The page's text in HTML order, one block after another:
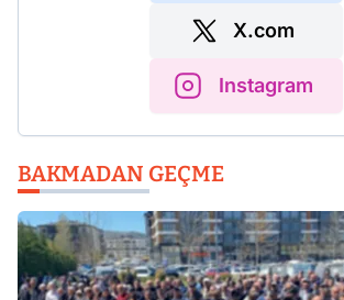
X.com
Instagram
BAKMADAN GEÇME